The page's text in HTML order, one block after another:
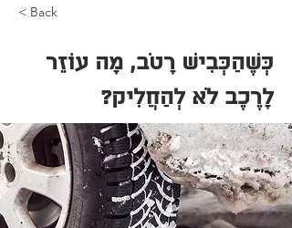
< Back
כְּשֶׁהַכְּבִישׁ רָטֹב, מָה עוֹזֵר
לָרֶכֶב לֹא לְהַחֲלִיק?